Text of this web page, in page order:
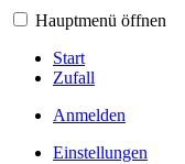
Hauptmenü öffnen
Start
Zufall
Anmelden
Einstellungen